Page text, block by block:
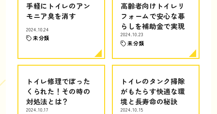
手軽にトイレのアン
モニア臭を消す
2024.10.24
未分類
高齢者向けトイレリ
フォームで安心な暮
らしを補助金で実現
2024.10.23
未分類
トイレ修理でぼった
くられた！その時の
対処法とは？
2024.10.17
トイレのタンク掃除
がもたらす快適な環
境と長寿命の秘訣
2024.10.15